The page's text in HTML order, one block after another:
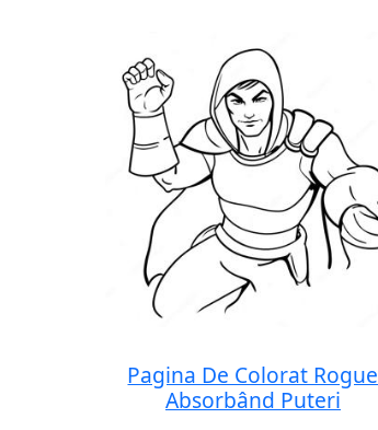
Pagina De Colorat Rogue
Absorbând Puteri